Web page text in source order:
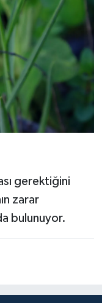
gerektiğini
zarar
bulunuyor.